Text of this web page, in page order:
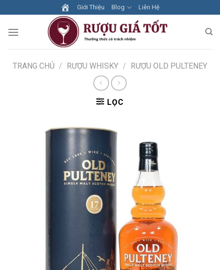
to
content
Giới Thiệu Blog Liên Hệ
TRANG CHỦ / RƯỢU WHISKY / RƯỢU OLD PULTENEY
LỌC